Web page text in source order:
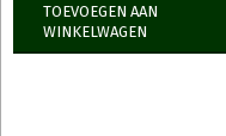
TOEVOEGEN AAN
WINKELWAGEN